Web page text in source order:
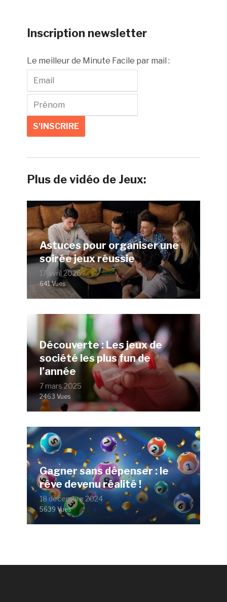
Inscription newsletter
Le meilleur de Minute Facile par mail :
Plus de vidéo de Jeux:
Astuces pour organiser une
soirée jeux réussie
17 avril 2026
641 Vues
Découverte : Les jeux de
société les plus fun de
l’année
7 mars 2025
2463 Vues
Gagner sans dépenser : le
rêve devenu réalité !
18 décembre 2024
5639 Vues